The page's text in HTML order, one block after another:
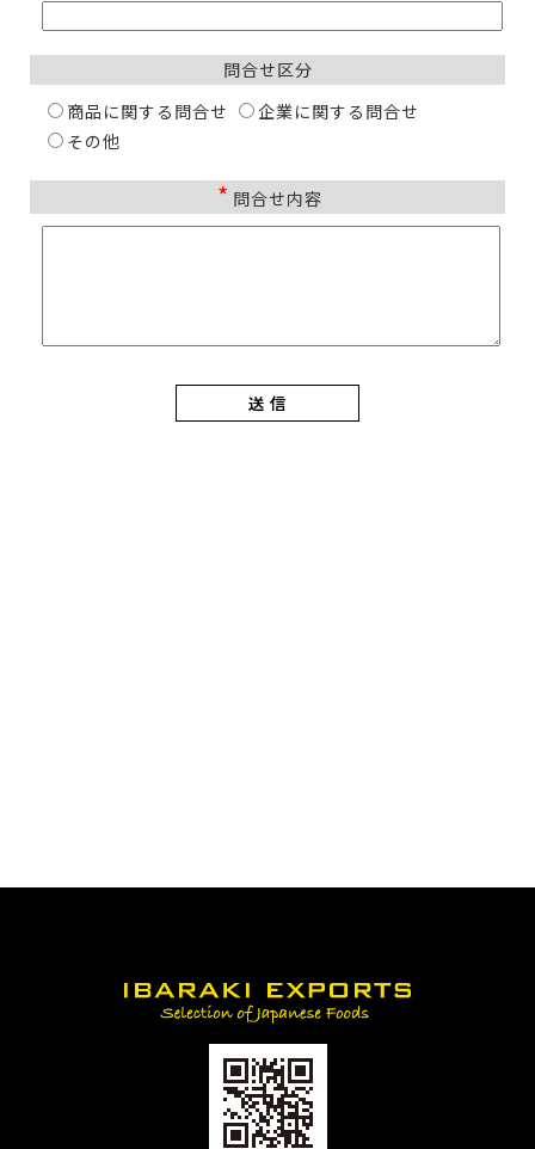
問合せ区分
商品に関する問合せ
企業に関する問合せ
その他
* 問合せ内容